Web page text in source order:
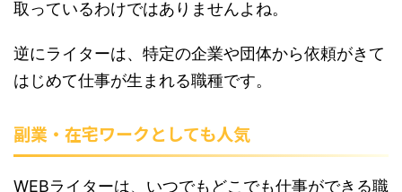
取っているわけではありませんよね。
逆にライターは、特定の企業や団体から依頼がきて
はじめて仕事が生まれる職種です。
副業・在宅ワークとしても人気
WEBライターは、いつでもどこでも仕事ができる職